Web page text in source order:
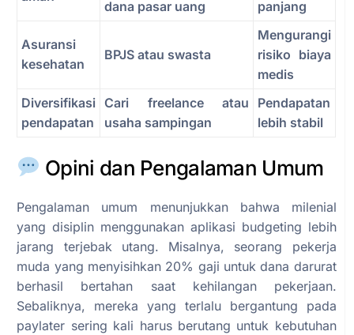
dana pasar uang
panjang
Asuransi
kesehatan
BPJS atau swasta
Mengurangi
risiko biaya
medis
Diversifikasi
pendapatan
Cari freelance atau
usaha sampingan
Pendapatan
lebih stabil
Opini dan Pengalaman Umum
Pengalaman umum menunjukkan bahwa milenial
yang disiplin menggunakan aplikasi budgeting lebih
jarang terjebak utang. Misalnya, seorang pekerja
muda yang menyisihkan 20% gaji untuk dana darurat
berhasil bertahan saat kehilangan pekerjaan.
Sebaliknya, mereka yang terlalu bergantung pada
paylater sering kali harus berutang untuk kebutuhan